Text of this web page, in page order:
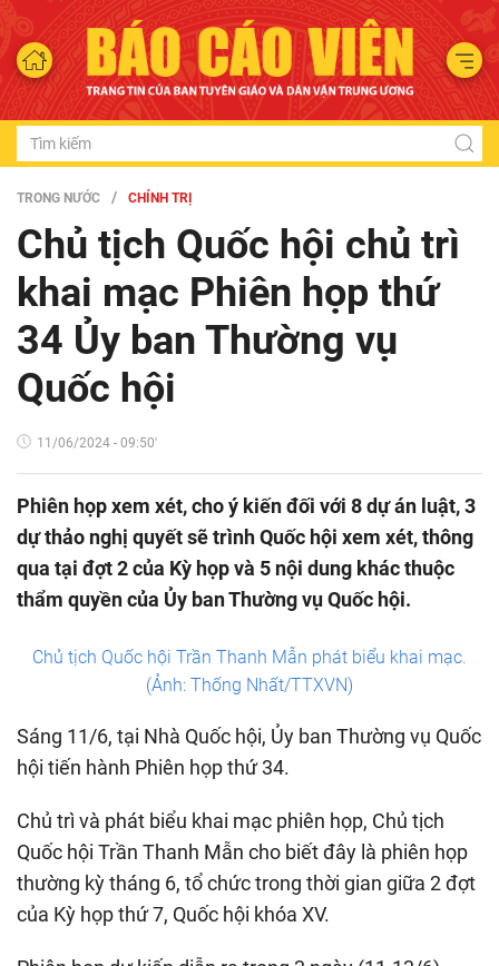
TRONG NƯỚC CHÍNH TRỊ
Chủ tịch Quốc hội chủ trì
khai mạc Phiên họp thứ
34 Ủy ban Thường vụ
Quốc hội
11/06/2024 - 09:50'
Phiên họp xem xét, cho ý kiến đối với 8 dự án luật, 3
dự thảo nghị quyết sẽ trình Quốc hội xem xét, thông
qua tại đợt 2 của Kỳ họp và 5 nội dung khác thuộc
thẩm quyền của Ủy ban Thường vụ Quốc hội.
Chủ tịch Quốc hội Trần Thanh Mẫn phát biểu khai mạc.
(Ảnh: Thống Nhất/TTXVN)
Sáng 11/6, tại Nhà Quốc hội, Ủy ban Thường vụ Quốc
hội tiến hành Phiên họp thứ 34.
Chủ trì và phát biểu khai mạc phiên họp, Chủ tịch
Quốc hội Trần Thanh Mẫn cho biết đây là phiên họp
thường kỳ tháng 6, tổ chức trong thời gian giữa 2 đợt
của Kỳ họp thứ 7, Quốc hội khóa XV.